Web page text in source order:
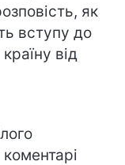
як
вступу до
від